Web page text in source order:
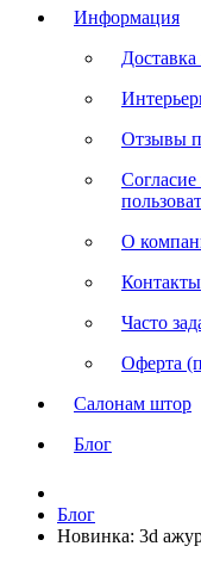
Информация
Доставка
Отзывы
О
Контакты
Часто
Оферта
Салонам штор
Блог
Блог
Новинка: 3d